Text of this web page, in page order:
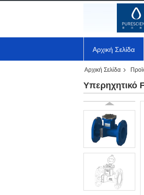
Αρχική Σελίδα
Αρχική Σελίδα
Υπερηχητικό